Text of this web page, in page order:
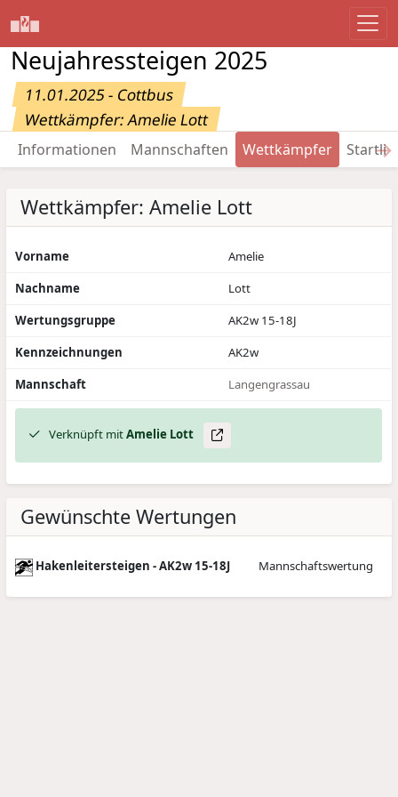
Neujahressteigen 2025
11.01.2025 - Cottbus
Wettkämpfer: Amelie Lott
Informationen Mannschaften Wettkämpfer →
Wettkämpfer: Amelie Lott
Vorname
Amelie
Nachname
Lott
Wertungsgruppe
AK2w 15-18J
Kennzeichnungen
AK2w
Mannschaft
Langengrassau
Verknüpft mitAmelie Lott
Gewünschte Wertungen
Hakenleitersteigen - AK2w 15-18J Mannschaftswertung